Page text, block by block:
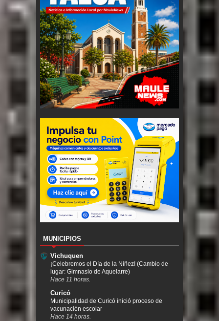
MUNICIPIOS
Vichuquen
¡Celebremos el Día de la Niñez! (Cambio de
lugar: Gimnasio de Aquelarre)
Hace 11 horas.
Curicó
Municipalidad de Curicó inició proceso de
vacunación escolar
Hace 14 horas.